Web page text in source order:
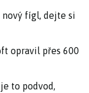
nový fígl, dejte si
opravil přes 600
to podvod,